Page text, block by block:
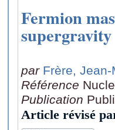
Fermion
supergravity
par Frère, Jean-
Référence
Publication
Article révisé